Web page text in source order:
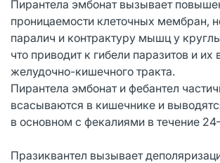
Пирантела эмбонат вызывает
проницаемости клеточных мембран,
паралич и контрактуру мышц у
что приводит к гибели паразитов и
желудочно-кишечного тракта.
Пирантела эмбонат и фебантел
всасываются в кишечнике и
в основном с фекалиями в течение
Празиквантел вызывает